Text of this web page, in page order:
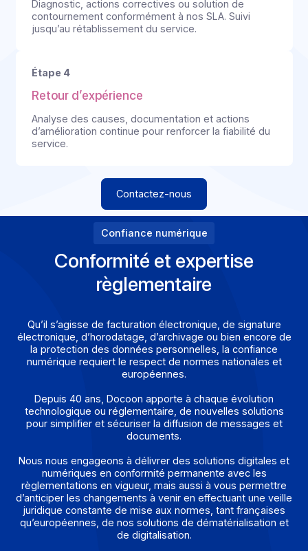
Étape 1
Détection
Alerte immédiate de nos équipes.
Étape 2
Communication
(page statut, ticket, e-mail si requis).
Remédiation
Diagnostic, actions correctives ou solution de
contournement conformément à nos SLA. Suivi
Étape 4
Analyse des causes, documentation et actions
d’amélioration continue pour renforcer la fiabilité du
Contactez-nous
Confiance numérique